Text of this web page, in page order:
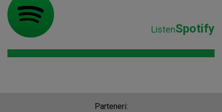
ListenSpotify
Parteneri: